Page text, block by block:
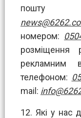
номером:
розміщення
рекламним
телефоном:
mail:
12. Які у нас